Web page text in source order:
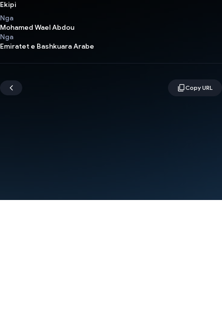
Ekipi
Nga
Mohamed Wael Abdou
Nga
Emiratet e Bashkuara Arabe